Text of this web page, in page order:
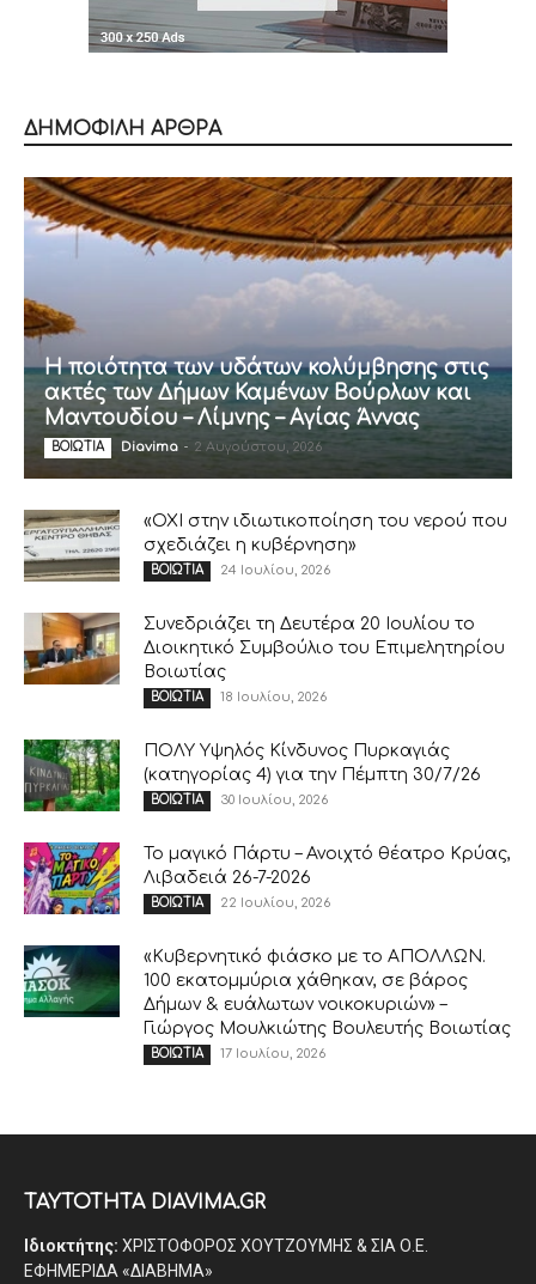
ΔΗΜΟΦΙΛΗ ΑΡΘΡΑ
Η ποιότητα των υδάτων κολύμβησης στις
ακτές των Δήμων Καμένων Βούρλων και
Μαντουδίου – Λίμνης – Αγίας Άννας
ΒΟΙΩΤΙΑ Diavima - 2 Αυγούστου, 2026
«ΟΧΙ στην ιδιωτικοποίηση του νερού που
σχεδιάζει η κυβέρνηση»
ΒΟΙΩΤΙΑ 24 Ιουλίου, 2026
Συνεδριάζει τη Δευτέρα 20 Ιουλίου το
Διοικητικό Συμβούλιο του Επιμελητηρίου
Βοιωτίας
ΒΟΙΩΤΙΑ 18 Ιουλίου, 2026
ΠΟΛΥ Υψηλός Κίνδυνος Πυρκαγιάς
(κατηγορίας 4) για την Πέμπτη 30/7/26
ΒΟΙΩΤΙΑ 30 Ιουλίου, 2026
Το μαγικό Πάρτυ – Ανοιχτό θέατρο Κρύας,
Λιβαδειά 26-7-2026
ΒΟΙΩΤΙΑ 22 Ιουλίου, 2026
«Κυβερνητικό φιάσκο με το ΑΠΟΛΛΩΝ.
100 εκατομμύρια χάθηκαν, σε βάρος
Δήμων & ευάλωτων νοικοκυριών» –
Γιώργος Μουλκιώτης Βουλευτής Βοιωτίας
ΒΟΙΩΤΙΑ 17 Ιουλίου, 2026
ΤΑΥΤΟΤΗΤΑ DIAVIMA.GR
Ιδιοκτήτης: ΧΡΙΣΤΟΦΟΡΟΣ ΧΟΥΤΖΟΥΜΗΣ & ΣΙΑ Ο.Ε.
ΕΦΗΜΕΡΙΔΑ «ΔΙΑΒΗΜΑ»